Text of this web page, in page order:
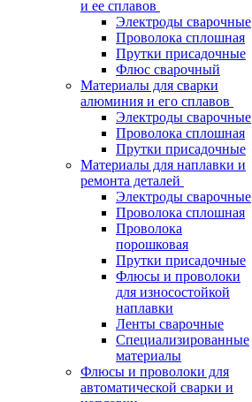
и ее сплавов
Электроды сварочные
Проволока сплошная
Прутки присадочные
Флюс сварочный
Материалы для сварки
алюминия и его сплавов
Электроды сварочные
Проволока сплошная
Прутки присадочные
Материалы для наплавки и
ремонта деталей
Электроды сварочные
Проволока сплошная
Проволока
порошковая
Прутки присадочные
Флюсы и проволоки
для износостойкой
наплавки
Ленты сварочные
Специализированные
материалы
Флюсы и проволоки для
автоматической сварки и